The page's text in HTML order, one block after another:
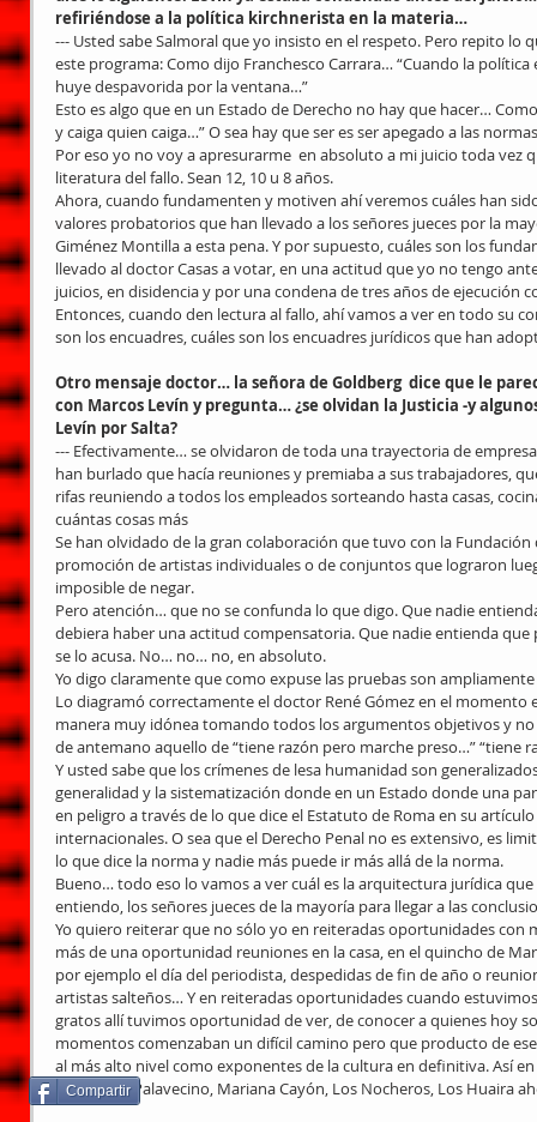
refiriéndose a la política kirchnerista en la materia…
--- Usted sabe Salmoral que yo insisto en el respeto. Pero repito lo
este programa: Como dijo Franchesco Carrara… “Cuando la
huye despavorida por la ventana…”
Esto es algo que en un Estado de Derecho no hay que hacer…
y caiga quien caiga…” O sea hay que ser es ser apegado a las
Por eso yo no voy a apresurarme  en absoluto a mi juicio toda vez
literatura del fallo. Sean 12, 10 u 8 años.
Ahora, cuando fundamenten y motiven ahí veremos cuáles han
valores probatorios que han llevado a los señores jueces por la
Giménez Montilla a esta pena. Y por supuesto, cuáles son los
llevado al doctor Casas a votar, en una actitud que yo no tengo
juicios, en disidencia y por una condena de tres años de ejecución
Entonces, cuando den lectura al fallo, ahí vamos a ver en todo su
son los encuadres, cuáles son los encuadres jurídicos que han
Otro mensaje doctor… la señora de Goldberg  dice que le
con Marcos Levín y pregunta… ¿se olvidan la Justicia -y
Levín por Salta?
--- Efectivamente… se olvidaron de toda una trayectoria de
han burlado que hacía reuniones y premiaba a sus trabajadores,
rifas reuniendo a todos los empleados sorteando hasta casas,
cuántas cosas más
Se han olvidado de la gran colaboración que tuvo con la
promoción de artistas individuales o de conjuntos que lograron
imposible de negar.
Pero atención… que no se confunda lo que digo. Que nadie
debiera haber una actitud compensatoria. Que nadie entienda
se lo acusa. No… no… no, en absoluto.
Yo digo claramente que como expuse las pruebas son
Lo diagramó correctamente el doctor René Gómez en el momento
manera muy idónea tomando todos los argumentos objetivos y
de antemano aquello de “tiene razón pero marche preso…” “tiene
Y usted sabe que los crímenes de lesa humanidad son
generalidad y la sistematización donde en un Estado donde una
en peligro a través de lo que dice el Estatuto de Roma en su
internacionales. O sea que el Derecho Penal no es extensivo, es
lo que dice la norma y nadie más puede ir más allá de la norma.
Bueno… todo eso lo vamos a ver cuál es la arquitectura jurídica
entiendo, los señores jueces de la mayoría para llegar a las
Yo quiero reiterar que no sólo yo en reiteradas oportunidades con
más de una oportunidad reuniones en la casa, en el quincho de
por ejemplo el día del periodista, despedidas de fin de año o
artistas salteños… Y en reiteradas oportunidades cuando
gratos allí tuvimos oportunidad de ver, de conocer a quienes hoy
momentos comenzaban un difícil camino pero que producto de
al más alto nivel como exponentes de la cultura en definitiva. Así
Chaqueño Palavecino, Mariana Cayón, Los Nocheros, Los Huaira
Compartir